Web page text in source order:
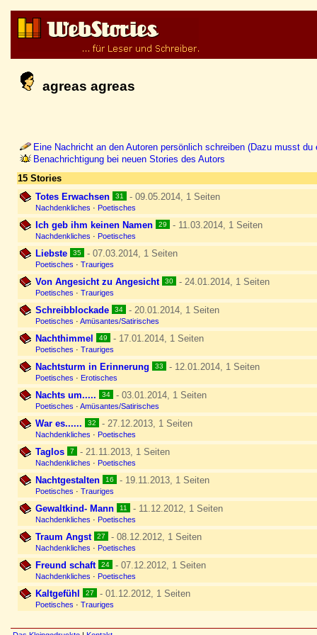
agreas agreas
Eine Nachricht an den Autoren persönlich schreiben (Dazu musst du
Benachrichtigung bei neuen Stories des Autors
15 Stories
Totes Erwachsen
31 - 09.05.2014, 1 Seiten
Nachdenkliches · Poetisches
Ich geb ihm keinen Namen 29 - 11.03.2014, 1 Seiten
Nachdenkliches · Poetisches
Liebste 35 - 07.03.2014, 1 Seiten
Poetisches · Trauriges
Von Angesicht zu Angesicht 30 - 24.01.2014, 1 Seiten
Poetisches · Trauriges
Schreibblockade 34 - 20.01.2014, 1 Seiten
Poetisches · Amüsantes/Satirisches
Nachthimmel 49 - 17.01.2014, 1 Seiten
Poetisches · Trauriges
Nachtsturm in Erinnerung 33 - 12.01.2014, 1 Seiten
Poetisches · Erotisches
Nachts um..... 34 - 03.01.2014, 1 Seiten
Poetisches · Amüsantes/Satirisches
War es...... 32 - 27.12.2013, 1 Seiten
Nachdenkliches · Poetisches
Taglos 7 - 21.11.2013, 1 Seiten
Nachdenkliches · Poetisches
Nachtgestalten 16 - 19.11.2013, 1 Seiten
Poetisches · Trauriges
Gewaltkind- Mann 11 - 11.12.2012, 1 Seiten
Nachdenkliches · Poetisches
Traum Angst 27 - 08.12.2012, 1 Seiten
Nachdenkliches · Poetisches
Freund schaft 24 - 07.12.2012, 1 Seiten
Nachdenkliches · Poetisches
Kaltgefühl 27 - 01.12.2012, 1 Seiten
Poetisches · Trauriges